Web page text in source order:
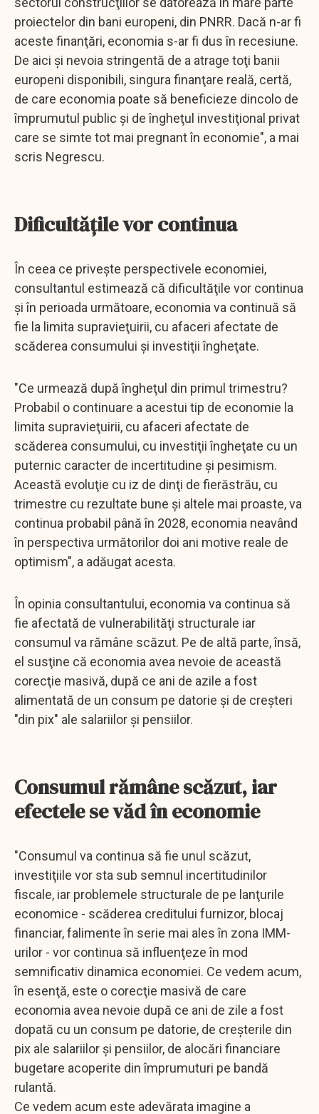
proiectelor din bani europeni, din PNRR. Dacă n-ar fi
aceste finanţări, economia s-ar fi dus în recesiune.
De aici şi nevoia stringentă de a atrage toţi banii
europeni disponibili, singura finanţare reală, certă,
de care economia poate să beneficieze dincolo de
împrumutul public şi de îngheţul investiţional privat
care se simte tot mai pregnant în economie", a mai
scris Negrescu.
Dificultăţile vor continua
În ceea ce priveşte perspectivele economiei,
consultantul estimează că dificultăţile vor continua
şi în perioada următoare, economia va continuă să
fie la limita supravieţuirii, cu afaceri afectate de
scăderea consumului şi investiţii îngheţate.
"Ce urmează după îngheţul din primul trimestru?
Probabil o continuare a acestui tip de economie la
limita supravieţuirii, cu afaceri afectate de
scăderea consumului, cu investiţii îngheţate cu un
puternic caracter de incertitudine şi pesimism.
Această evoluţie cu iz de dinţi de fierăstrău, cu
trimestre cu rezultate bune şi altele mai proaste, va
continua probabil până în 2028, economia neavând
în perspectiva următorilor doi ani motive reale de
optimism", a adăugat acesta.
În opinia consultantului, economia va continua să
fie afectată de vulnerabilităţi structurale iar
consumul va rămâne scăzut. Pe de altă parte, însă,
el susţine că economia avea nevoie de această
corecţie masivă, după ce ani de azile a fost
alimentată de un consum pe datorie şi de creşteri
"din pix" ale salariilor şi pensiilor.
Consumul rămâne scăzut, iar
efectele se văd în economie
"Consumul va continua să fie unul scăzut,
investiţiile vor sta sub semnul incertitudinilor
fiscale, iar problemele structurale de pe lanţurile
economice - scăderea creditului furnizor, blocaj
financiar, falimente în serie mai ales în zona IMM-
urilor - vor continua să influenţeze în mod
semnificativ dinamica economiei. Ce vedem acum,
în esenţă, este o corecţie masivă de care
economia avea nevoie după ce ani de zile a fost
dopată cu un consum pe datorie, de creşterile din
pix ale salariilor şi pensiilor, de alocări financiare
bugetare acoperite din împrumuturi pe bandă
rulantă.
Ce vedem acum este adevărata imagine a